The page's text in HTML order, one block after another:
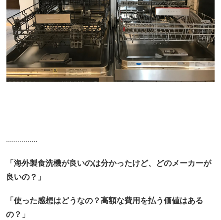
................
「海外製食洗機が良いのは分かったけど、どのメーカーが
良いの？」
「使った感想はどうなの？高額な費用を払う価値はある
の？」